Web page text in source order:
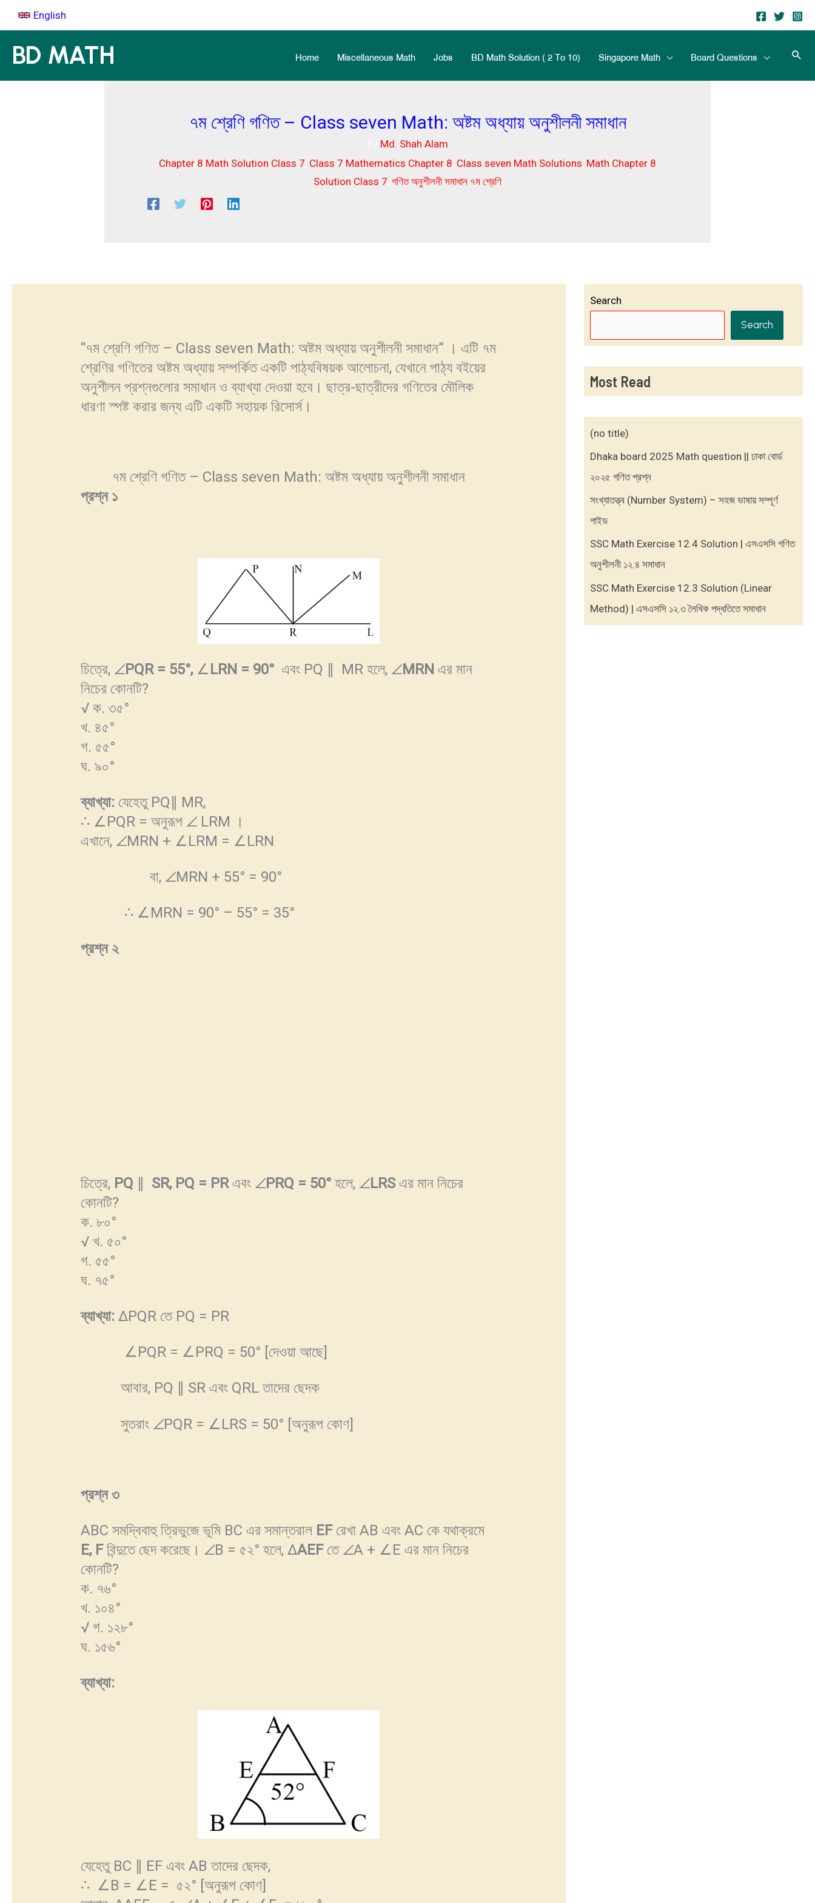
content
English
BD MATH Home Miscellaneous Math Jobs BD Math Solution ( 2 To 10) Singapore Math Board Questions
৭ম শ্রেণি গণিত – Class seven Math: অষ্টম অধ্যায় অনুশীলনী সমাধান
Md. Shah Alam
Chapter 8 Math Solution Class 7 Class 7 Mathematics Chapter 8 Class seven Math Solutions Math Chapter 8
Solution Class 7 গণিত অনুশীলনী সমাধান ৭ম শ্রেণি
“৭ম শ্রেণি গণিত – Class seven Math: অষ্টম অধ্যায় অনুশীলনী সমাধান” । এটি ৭ম
শ্রেণির গণিতের অষ্টম অধ্যায় সম্পর্কিত একটি পাঠ্যবিষয়ক আলোচনা, যেখানে পাঠ্য বইয়ের
অনুশীলন প্রশ্নগুলোর সমাধান ও ব্যাখ্যা দেওয়া হবে। ছাত্র-ছাত্রীদের গণিতের মৌলিক
ধারণা স্পষ্ট করার জন্য এটি একটি সহায়ক রিসোর্স।
৭ম শ্রেণি গণিত – Class seven Math: অষ্টম অধ্যায় অনুশীলনী সমাধান
প্রশ্ন ১
চিত্রে, ∠PQR = 55°, ∠LRN = 90° এবং PQ ∥ MR হলে, ∠MRN এর মান
নিচের কোনটি?
√ ক. ৩৫°
খ. ৪৫°
গ. ৫৫°
ঘ. ৯০°
ব্যাখ্যা: যেহেতু PQ∥ MR,
∴ ∠PQR = অনুরূপ ∠ LRM ।
এখানে, ∠MRN + ∠LRM = ∠LRN
বা, ∠MRN + 55° = 90°
∴ ∠MRN = 90° – 55° = 35°
প্রশ্ন ২
চিত্রে, PQ SR, PQ = PR এবং ∠PRQ = 50° হলে, ∠LRS এর মান নিচের
কোনটি?
ক. ৮০°
√ খ. ৫০°
গ. ৫৫°
ঘ. ৭৫°
ব্যাখ্যা: ΔPQR তে PQ = PR
∠PQR = ∠PRQ = 50° [দেওয়া আছে]
আবার, PQ ∥ SR এবং QRL তাদের ছেদক
সুতরাং ∠PQR = ∠LRS = 50° [অনুরূপ কোণ]
প্রশ্ন ৩
ABC সমদ্বিবাহু ত্রিভুজে ভূমি BC এর সমান্তরাল EF রেখা AB এবং AC কে যথাক্রমে
E, Fবিন্দুতে ছেদ করেছে। ∠B = ৫২° হলে, ΔAEFতে ∠A + ∠E এর মান নিচের
কোনটি?
ক. ৭৬°
খ. ১০৪°
√ গ. ১২৮°
ঘ. ১৫৬°
ব্যাখ্যা:
যেহেতু BC ∥ EF এবং AB তাদের ছেদক,
∴ ∠B = ∠E = ৫২° [অনুরূপ কোণ]
Search
Search
Most Read
(no title)
Dhaka board 2025 Math question || ঢাকা বোর্ড
২০২৫ গণিত প্রশ্ন
সংখ্যাতত্ত্ব (Number System) – সহজ ভাষায় সম্পূর্ণ
গাইড
SSC Math Exercise 12.4 Solution | এসএসসি গণিত
অনুশীলনী ১২.৪ সমাধান
SSC Math Exercise 12.3 Solution (Linear
Method) | এসএসসি ১২.৩ লৈখিক পদ্ধতিতে সমাধান